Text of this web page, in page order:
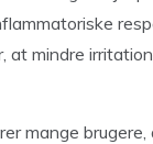
at mindre
mange brugere,